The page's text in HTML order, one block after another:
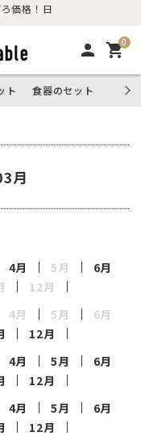
価格！日
person 0
shopping_cart
ト 食器のセット
月
4月 5月
6月
12月
4月 5月
6月
12月
4月 5月
6月
12月
4月 5月
6月
12月